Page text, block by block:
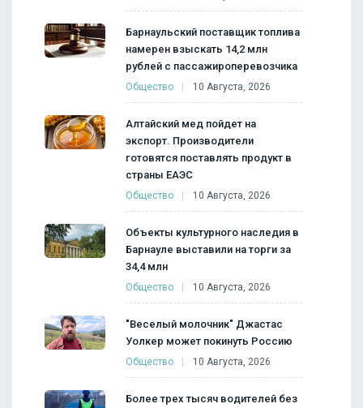
Барнаульский поставщик топлива
намерен взыскать 14,2 млн
рублей с пассажироперевозчика
Общество 10 Августа, 2026
Алтайский мед пойдет на
экспорт. Производители
готовятся поставлять продукт в
страны ЕАЭС
Общество 10 Августа, 2026
Объекты культурного наследия в
Барнауле выставили на торги за
34,4 млн
Общество 10 Августа, 2026
"Веселый молочник" Джастас
Уолкер может покинуть Россию
Общество 10 Августа, 2026
Более трех тысяч водителей без